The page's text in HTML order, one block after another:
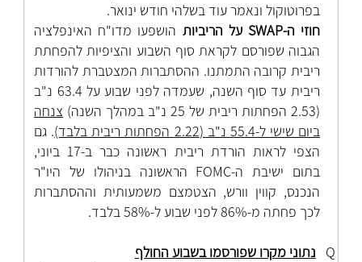
בפרוטוקול ונאמר עוד בשלהי חודש ינואר.
חוזי ה-SWAP על הריביות הושפעו מדו"ח האינפלציה
הגבוה שפורסם לקראת סוף השבוע והציפיות להפחתת
ריבית קרובה התמתנו. ההסתברות המצטברת להורדות
ריבית עד סוף השנה, שעמדה לפני שבוע על 63.4 נ"ב
(2.53 הפחתות ריבית של 25 נ"ב במהלך השנה)
צנחה
ביום שישי ל-55.4 נ"ב (2.22 הפחתות ריבית בלבד)
. גם
הצפי לראות הורדת ריבית ראשונה כבר ב-17 ביוני,
בתום ישיבת ה-FOMC הראשונה בניהולו של היו"ר
הנכנס, קווין וורש, הצטמצם משמעותית וההסתברות
לכך פחתה מ-86% לפני שבוע ל-58% בלבד.
Q
נתוני מקרו שפורסמו בשבוע החולף